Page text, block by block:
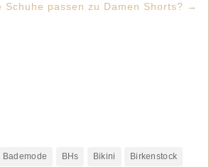
Schuhe passen zu Damen Shorts? →
Bademode BHs Bikini Birkenstock